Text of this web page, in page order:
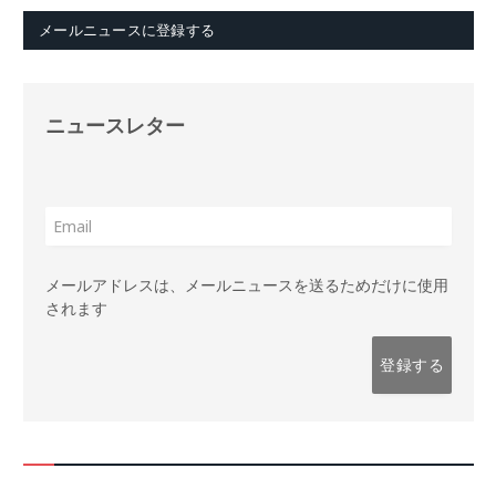
メールニュースに登録する
ニュースレター
メールアドレスは、メールニュースを送るためだけに使用
されます